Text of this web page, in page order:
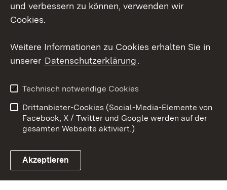
Link zum Landesportal
Datenschutz
Barrierefreiheit
Impressum
Cookies
und verbessern zu können, verwenden wir
Cookies.
Weitere Informationen zu Cookies erhalten Sie in
unserer Datenschutzerklärung.
Technisch notwendige Cookies
Drittanbieter-Cookies (Social-Media-Elemente von
Facebook, X / Twitter und Google werden auf der
gesamten Webseite aktiviert.)
Akzeptieren